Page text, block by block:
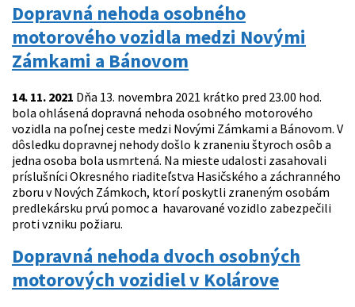
Dopravná nehoda osobného
motorového vozidla medzi Novými
Zámkami a Bánovom
14. 11. 2021 Dňa 13. novembra 2021 krátko pred 23.00 hod.
bola ohlásená dopravná nehoda osobného motorového
vozidla na poľnej ceste medzi Novými Zámkami a Bánovom. V
dôsledku dopravnej nehody došlo k zraneniu štyroch osôb a
jedna osoba bola usmrtená. Na mieste udalosti zasahovali
príslušníci Okresného riaditeľstva Hasičského a záchranného
zboru v Nových Zámkoch, ktorí poskytli zraneným osobám
predlekársku prvú pomoc a havarované vozidlo zabezpečili
proti vzniku požiaru.
Dopravná nehoda dvoch osobných
motorových vozidiel v Kolárove